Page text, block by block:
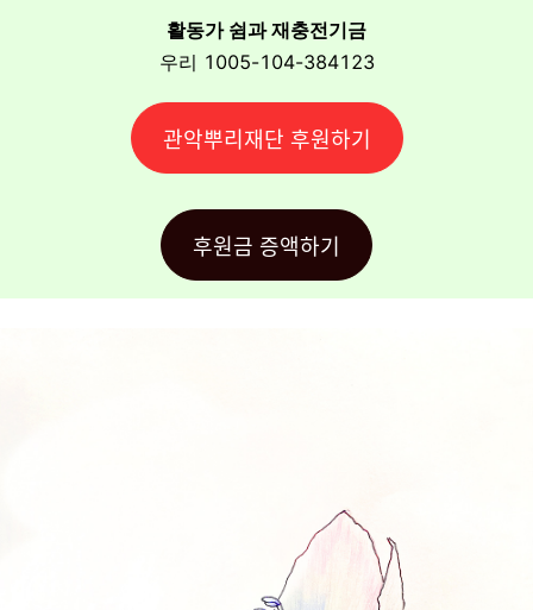
활동가 쉼과 재충전기금
우리 1005-104-384123
관악뿌리재단 후원하기
후원금 증액하기